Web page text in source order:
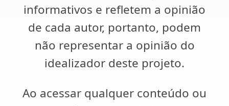
informativos e refletem a opinião
de cada autor, portanto, podem
não representar a opinião do
idealizador deste projeto.
Ao acessar qualquer conteúdo ou